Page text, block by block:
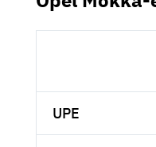
UPE